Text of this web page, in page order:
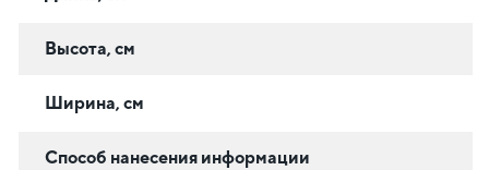
Высота, см
Ширина, см
Способ нанесения информации